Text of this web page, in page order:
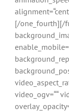
[/one_fourth][/
video_ogv=““